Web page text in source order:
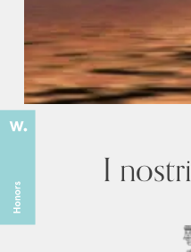
I nostri